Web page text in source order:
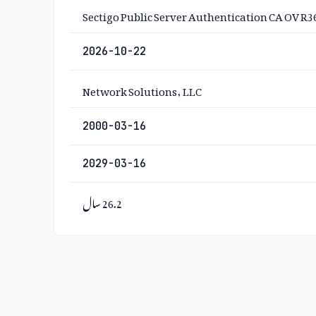
Sectigo Public Server Authentication CA OV
2026-10-22
Network Solutions, LLC
2000-03-16
2029-03-16
26.2 سال